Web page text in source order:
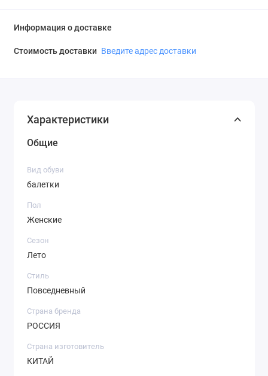
Информация о доставке
Стоимость доставки Введите адрес доставки
Характеристики
Общие
Вид обуви
балетки
Пол
Женские
Сезон
Лето
Стиль
Повседневный
Страна бренда
РОССИЯ
Страна изготовитель
КИТАЙ